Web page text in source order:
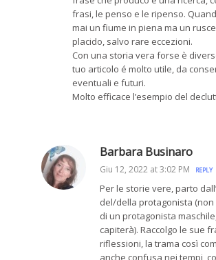
frasi, le penso e le ripenso.
mai un fiume in piena ma un
placido, salvo rare eccezioni.
Con una storia vera forse è
tuo articolo é molto utile, da
eventuali e futuri.
Molto efficace l’esempio del
Barbara Businaro
Giu 12, 2022 at 3:02 PM REPLY
Per le storie vere, parto
del/della protagonista
di un protagonista
capiterà). Raccolgo le sue
riflessioni, la trama così